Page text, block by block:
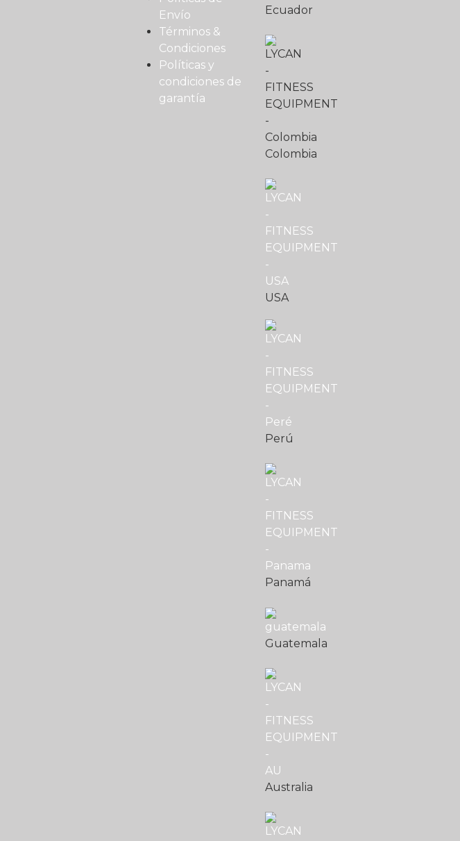
Envío
Términos &
Condiciones
Políticas y
condiciones de
garantía
Ecuador
Colombia
USA
Perú
Panamá
Guatemala
Australia